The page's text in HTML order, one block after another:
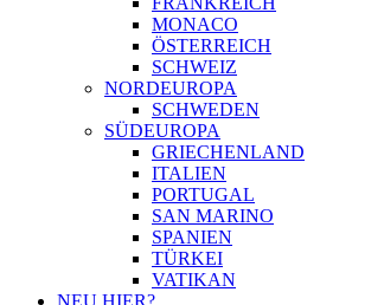
MONACO
ÖSTERREICH
SCHWEIZ
NORDEUROPA
SCHWEDEN
SÜDEUROPA
GRIECHENLAND
ITALIEN
PORTUGAL
SAN MARINO
SPANIEN
TÜRKEI
VATIKAN
NEU HIER?